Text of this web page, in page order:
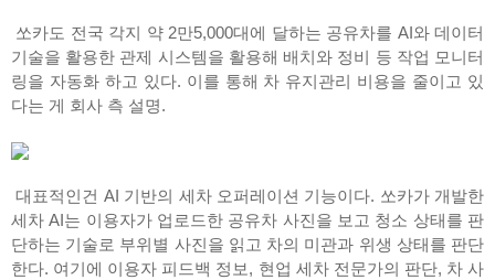
쏘카도 전국 각지 약 2만5,000대에 달하는 공유차를 AI와 데이터
기술을 활용한 관제 시스템을 활용해 배치와 정비 등 작업 모니터
링을 자동화 하고 있다. 이를 통해 차 유지관리 비용을 줄이고 있
다는 게 회사 측 설명.
대표적인건 AI 기반의 세차 오퍼레이션 기능이다. 쏘카가 개발한
세차 AI는 이용자가 업로드한 공유차 사진을 보고 청소 상태를 판
단하는 기술로 부위별 사진을 읽고 차의 미관과 위생 상태를 판단
한다. 여기에 이용자 피드백 정보, 현업 세차 전문가의 판단, 차 사